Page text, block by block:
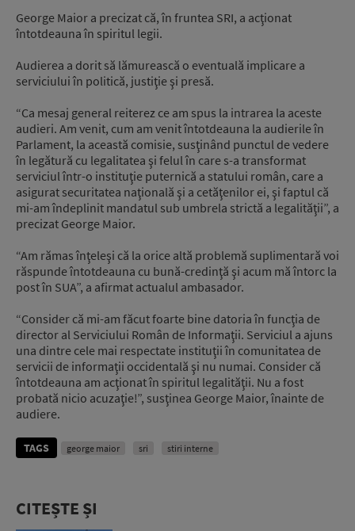
George Maior a precizat că, în fruntea SRI, a acţionat
întotdeauna în spiritul legii.
Audierea a dorit să lămurească o eventuală implicare a
serviciului în politică, justiţie şi presă.
“Ca mesaj general reiterez ce am spus la intrarea la aceste
audieri. Am venit, cum am venit întotdeauna la audierile în
Parlament, la această comisie, susţinând punctul de vedere
în legătură cu legalitatea şi felul în care s-a transformat
serviciul într-o instituţie puternică a statului român, care a
asigurat securitatea naţională şi a cetăţenilor ei, şi faptul că
mi-am îndeplinit mandatul sub umbrela strictă a legalităţii”, a
precizat George Maior.
“Am rămas înţeleşi că la orice altă problemă suplimentară voi
răspunde întotdeauna cu bună-credinţă şi acum mă întorc la
post în SUA”, a afirmat actualul ambasador.
“Consider că mi-am făcut foarte bine datoria în funcţia de
director al Serviciului Român de Informaţii. Serviciul a ajuns
una dintre cele mai respectate instituţii în comunitatea de
servicii de informaţii occidentală şi nu numai. Consider că
întotdeauna am acţionat în spiritul legalităţii. Nu a fost
probată nicio acuzaţie!”, susţinea George Maior, înainte de
audiere.
TAGS george maior sri stiri interne
CITEȘTE ȘI